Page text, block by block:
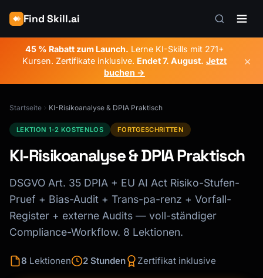
Find Skill.ai
45 % Rabatt zum Launch. Lerne KI-Skills mit 271+
Kursen. Zertifikate inklusive. Endet7. August. Jetzt
buchen →
×
Startseite KI-Risikoanalyse & DPIA Praktisch
LEKTION 1-2 KOSTENLOS FORTGESCHRITTEN
KI-Risikoanalyse & DPIA Praktisch
DSGVO Art. 35 DPIA + EU AI Act Risiko-Stufen-
Pruef + Bias-Audit + Trans-pa-renz + Vorfall-
Register + externe Audits — voll-ständiger
Compliance-Workflow. 8 Lektionen.
8 Lektionen 2 Stunden Zertifikat inklusive